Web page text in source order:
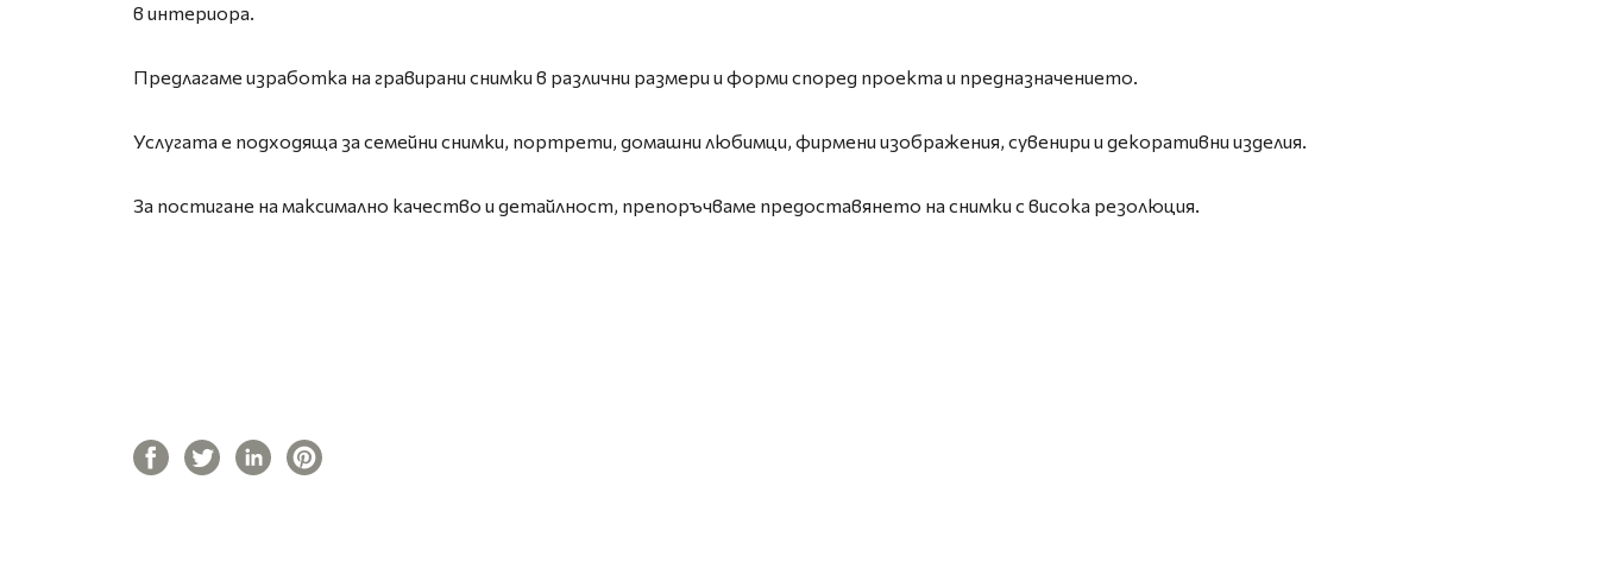
в интериора.
Предлагаме изработка на гравирани снимки в различни размери и форми според проекта и предназначението.
Услугата е подходяща за семейни снимки, портрети, домашни любимци, фирмени изображения, сувенири и декоративни изделия.
За постигане на максимално качество и детайлност, препоръчваме предоставянето на снимки с висока резолюция.